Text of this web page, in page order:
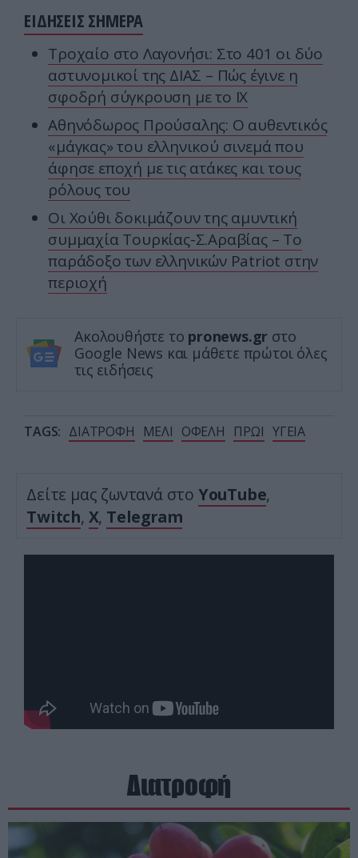
ΕΙΔΗΣΕΙΣ ΣΗΜΕΡΑ
Τροχαίο στο Λαγονήσι: Στο 401 οι δύο
αστυνομικοί της ΔΙΑΣ – Πώς έγινε η
σφοδρή σύγκρουση με το ΙΧ
Αθηνόδωρος Προύσαλης: Ο αυθεντικός
«μάγκας» του ελληνικού σινεμά που
άφησε εποχή με τις ατάκες και τους
ρόλους του
Οι Χούθι δοκιμάζουν της αμυντική
συμμαχία Τουρκίας-Σ.Αραβίας – Το
παράδοξο των ελληνικών Patriot στην
περιοχή
Ακολουθήστε το pronews.gr στο
Google News και μάθετε πρώτοι όλες
τις ειδήσεις
TAGS: ΔΙΑΤΡΟΦΗ ΜΕΛΙ ΟΦΕΛΗ ΠΡΩΙ ΥΓΕΙΑ
Δείτε μας ζωντανά στο YouTube,
Twitch, X, Telegram
Διατροφή